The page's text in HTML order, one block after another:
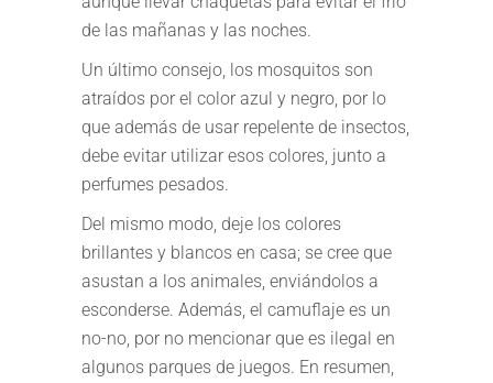
de las mañanas y las noches.
Un último consejo, los mosquitos son
atraídos por el color azul y negro, por lo
que además de usar repelente de insectos,
debe evitar utilizar esos colores, junto a
perfumes pesados.
Del mismo modo, deje los colores
brillantes y blancos en casa; se cree que
asustan a los animales, enviándolos a
esconderse. Además, el camuflaje es un
no-no, por no mencionar que es ilegal en
algunos parques de juegos. En resumen,